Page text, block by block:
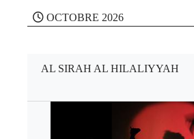
OCTOBRE 2026
AL SIRAH AL HILALIYYAH